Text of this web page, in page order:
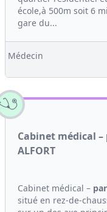
école,à 500m soit 6
gare du...
Médecin
Cabinet médical –
ALFORT
Cabinet médical –
situé en rez-de-